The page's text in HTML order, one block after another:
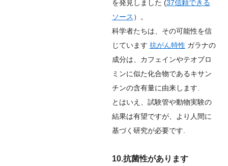
を発見しました (37信頼できる
ソース ）。
科学者たちは、その可能性を信
じています 抗がん特性 ガラナの
成分は、カフェインやテオブロ
ミンに似た化合物であるキサン
チンの含有量に由来します.
とはいえ、試験管や動物実験の
結果は有望ですが、より人間に
基づく研究が必要です.
10.抗菌性があります